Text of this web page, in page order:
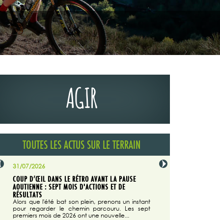
AGIR
TOUTES LES ACTUS SUR LE TERRAIN
du
31/07/2026
COUP D’ŒIL DANS LE RÉTRO AVANT LA PAUSE
AOUTIENNE : SEPT MOIS D'ACTIONS ET DE
RÉSULTATS
Alors que l'été bat son plein, prenons un instant
pour regarder le chemin parcouru. Les sept
premiers mois de 2026 ont une nouvelle...
29/07/2026